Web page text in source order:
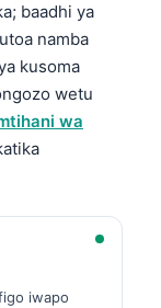
baadhi ya
namba
kusoma
wetu
wa
iwapo